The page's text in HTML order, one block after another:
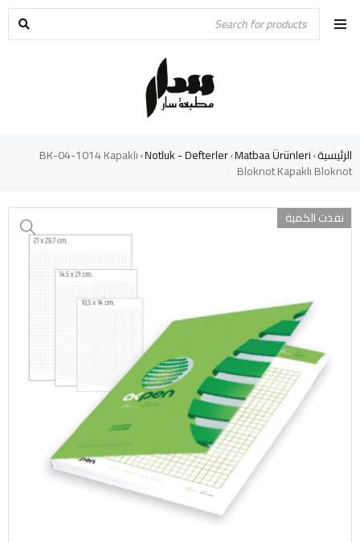
الرئيسية›
Matbaa Ürünleri
›
Notluk - Defterler
›
BK-04-1014 Kapaklı
Bloknot Kapaklı Bloknot
نفذت الكمية